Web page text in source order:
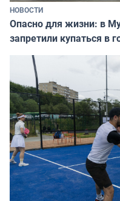
НОВОСТИ
Опасно для жизни: в
запретили купаться в